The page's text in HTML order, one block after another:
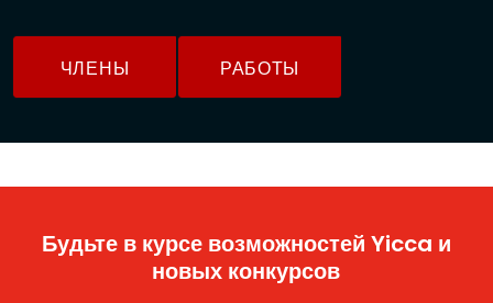
ЧЛЕНЫ РАБОТЫ
Будьте в курсе возможностей Yicca и
новых конкурсов